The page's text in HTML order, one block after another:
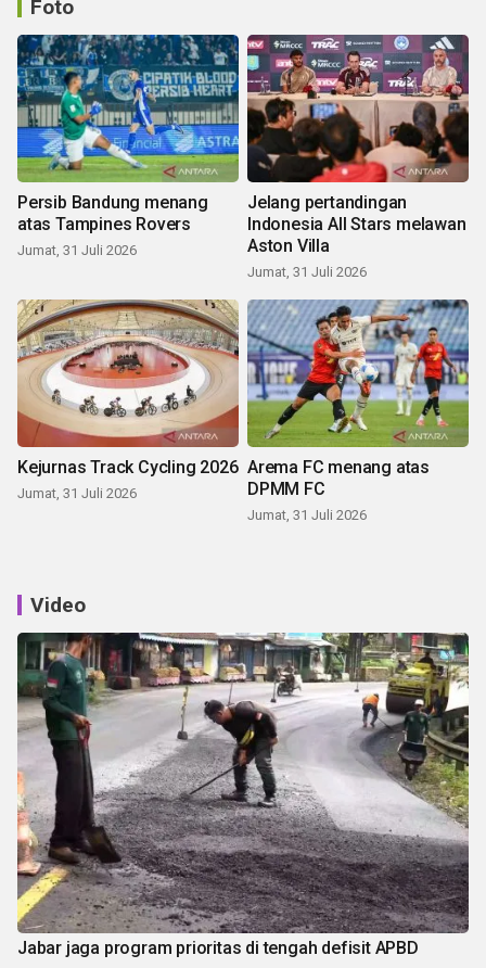
Foto
Persib Bandung menang
atas Tampines Rovers
Jumat, 31 Juli 2026
Jelang pertandingan
Indonesia All Stars melawan
Aston Villa
Jumat, 31 Juli 2026
Kejurnas Track Cycling 2026
Jumat, 31 Juli 2026
Arema FC menang atas
DPMM FC
Jumat, 31 Juli 2026
Video
Jabar jaga program prioritas di tengah defisit APBD